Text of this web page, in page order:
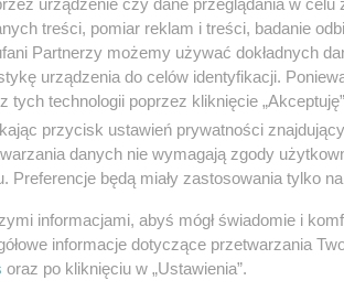
na Ukrainie wrócą do
trudno oszacować całkowitą liczbę
się na projekt specustawy o
coś pięknego, i liczę, że będzie to
może trwać wiele miesięcy –
wsparcie" przez pierwsze dwa
zrefinansować te koszty". Ma
treści, pomiar reklam i treści, badanie
Partnerzy możemy używać dokładnych
urządzenia do celów identyfikacji.
tych technologii poprzez kliknięcie
przycisk ustawień prywatności
danych nie wymagają zgody
Preferencje będą miały zastosowania tylko
informacjami, abyś mógł świadomie i
informacje dotyczące przetwarzania
oraz po kliknięciu w „Ustawienia”.